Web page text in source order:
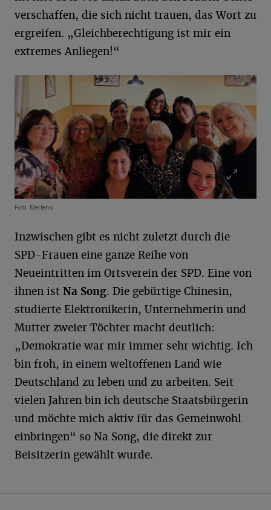
verschaffen, die sich nicht trauen, das Wort zu
ergreifen. „Gleichberechtigung ist mir ein
extremes Anliegen!“
Foto: Mertens
Inzwischen gibt es nicht zuletzt durch die
SPD-Frauen eine ganze Reihe von
Neueintritten im Ortsverein der SPD. Eine von
ihnen ist Na Song. Die gebürtige Chinesin,
studierte Elektronikerin, Unternehmerin und
Mutter zweier Töchter macht deutlich:
„Demokratie war mir immer sehr wichtig. Ich
bin froh, in einem weltoffenen Land wie
Deutschland zu leben und zu arbeiten. Seit
vielen Jahren bin ich deutsche Staatsbürgerin
und möchte mich aktiv für das Gemeinwohl
einbringen“ so Na Song, die direkt zur
Beisitzerin gewählt wurde.